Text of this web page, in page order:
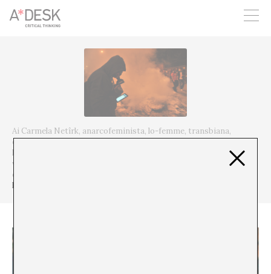
crees también en A*DESK seguimos necesitándote para poder
seguir adelante. Ahora puedes participar del proyecto y
apoyarlo.
Ai Carmela Netîrk, anarcofeminista, lo-femme, transbiana,
cyborg, hacker, migrante, ama de casa, escritora, historiadora,
historiógrafa, videógrafa, editora, livestreamer, mezcladora de
visiones, administradora de sistemas. Actualmente forma parte
de Systerserver y Feminist Ninja:
https://tube.systerserver.net/w/sWva5poaCWtV9aF7YWSE69